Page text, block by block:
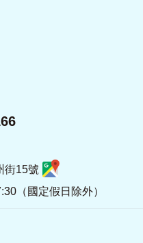
街15號
（國定假日除外）